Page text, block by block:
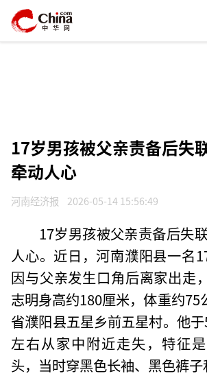
17岁男孩被父亲责备后失
牵动人心
河南经济报 2026-05-14 15:56:49
17岁男孩被父亲责备后失
人心。近日，河南濮阳县一名
因与父亲发生口角后离家出走
志明身高约180厘米，体重约75
省濮阳县五星乡前五星村。他
左右从家中附近走失，特征
头，当时穿黑色长袖、黑色裤子